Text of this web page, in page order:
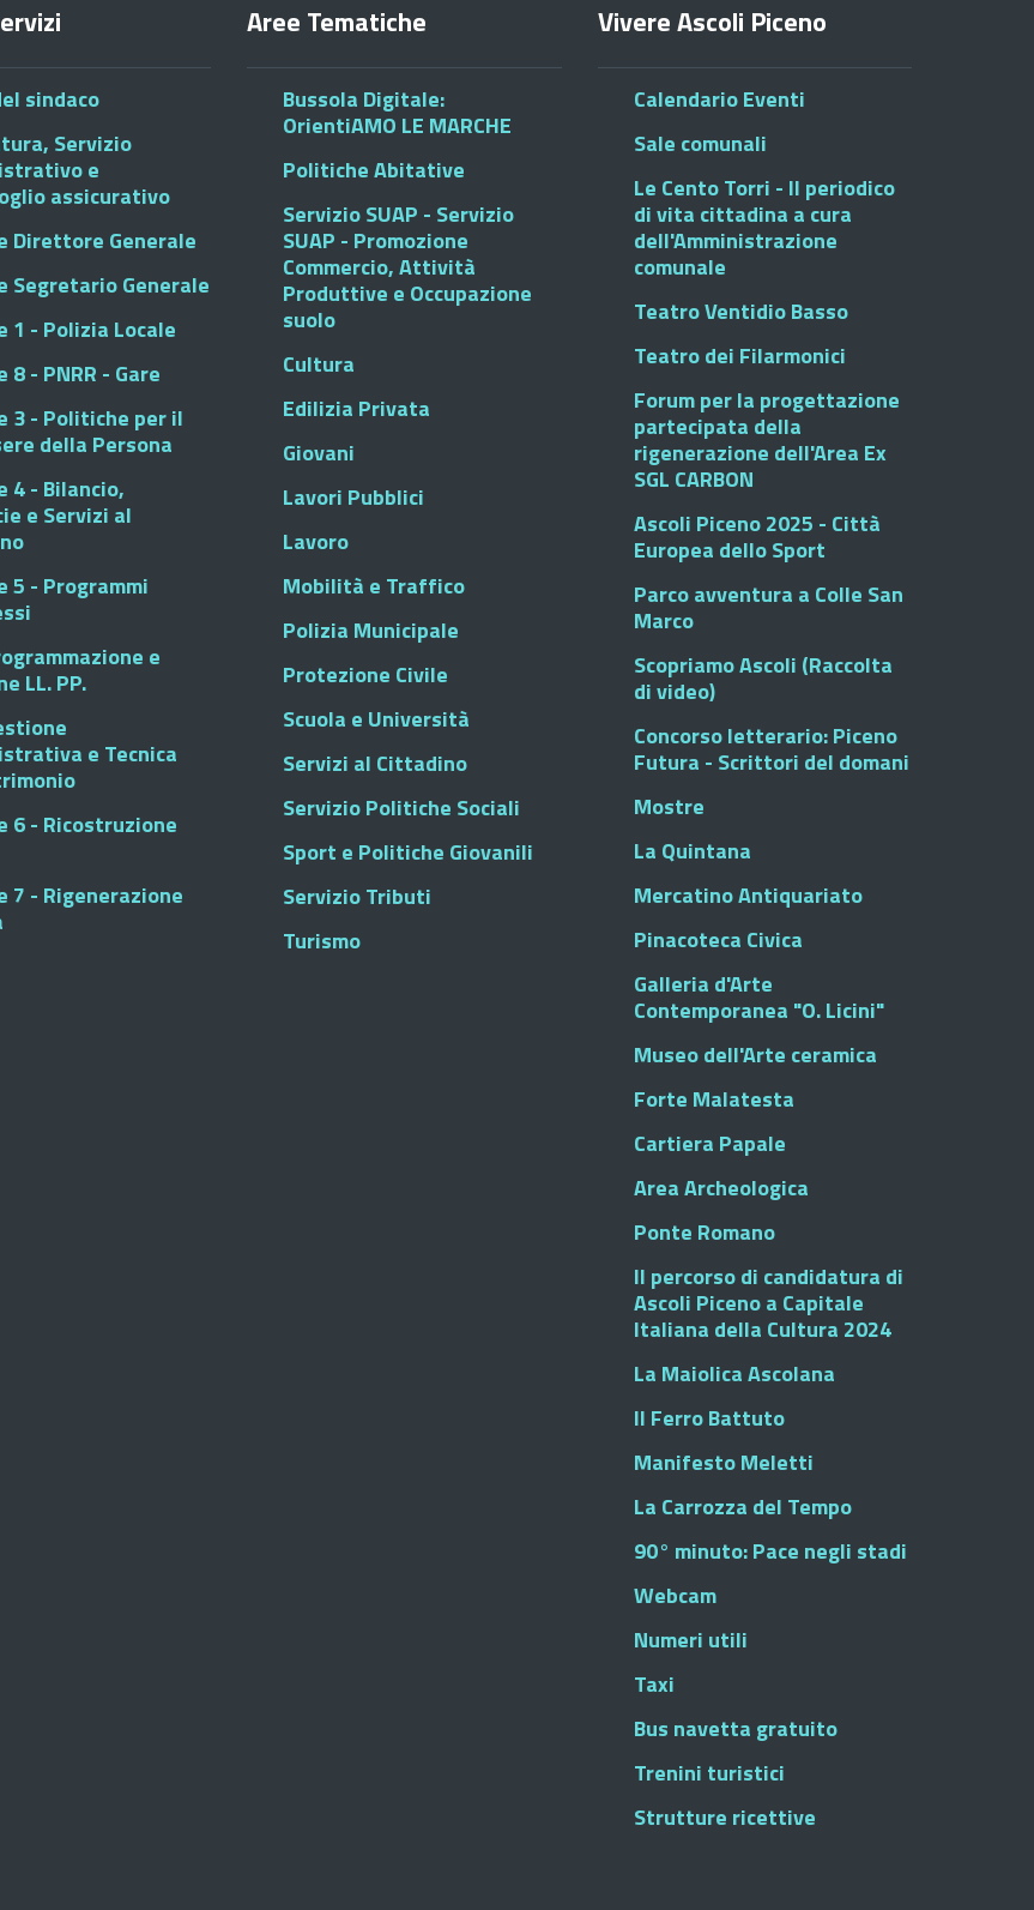
sindaco
Servizio
e
assicurativo
Direttore Generale
Segretario Generale
1 - Polizia Locale
- PNRR - Gare
3 - Politiche per il
della Persona
4 - Bilancio,
e Servizi al
5 - Programmi
e
LL. PP.
e Tecnica
6 - Ricostruzione
7 - Rigenerazione
Aree Tematiche
Bussola Digitale:
OrientiAMO LE MARCHE
Politiche Abitative
Servizio SUAP - Servizio
SUAP - Promozione
Commercio, Attività
Produttive e Occupazione
suolo
Cultura
Edilizia Privata
Giovani
Lavori Pubblici
Lavoro
Mobilità e Traffico
Polizia Municipale
Protezione Civile
Scuola e Università
Servizi al Cittadino
Servizio Politiche Sociali
Sport e Politiche Giovanili
Servizio Tributi
Turismo
Vivere Ascoli Piceno
Calendario Eventi
Sale comunali
Le Cento Torri - Il periodico
di vita cittadina a cura
dell'Amministrazione
comunale
Teatro Ventidio Basso
Teatro dei Filarmonici
Forum per la progettazione
partecipata della
rigenerazione dell'Area Ex
SGL CARBON
Ascoli Piceno 2025 - Città
Europea dello Sport
Parco avventura a Colle San
Marco
Scopriamo Ascoli (Raccolta
di video)
Concorso letterario: Piceno
Futura - Scrittori del domani
Mostre
La Quintana
Mercatino Antiquariato
Pinacoteca Civica
Galleria d'Arte
Contemporanea "O. Licini"
Museo dell'Arte ceramica
Forte Malatesta
Cartiera Papale
Area Archeologica
Ponte Romano
Il percorso di candidatura di
Ascoli Piceno a Capitale
Italiana della Cultura 2024
La Maiolica Ascolana
Il Ferro Battuto
Manifesto Meletti
La Carrozza del Tempo
90° minuto: Pace negli stadi
Webcam
Numeri utili
Taxi
Bus navetta gratuito
Trenini turistici
Strutture ricettive